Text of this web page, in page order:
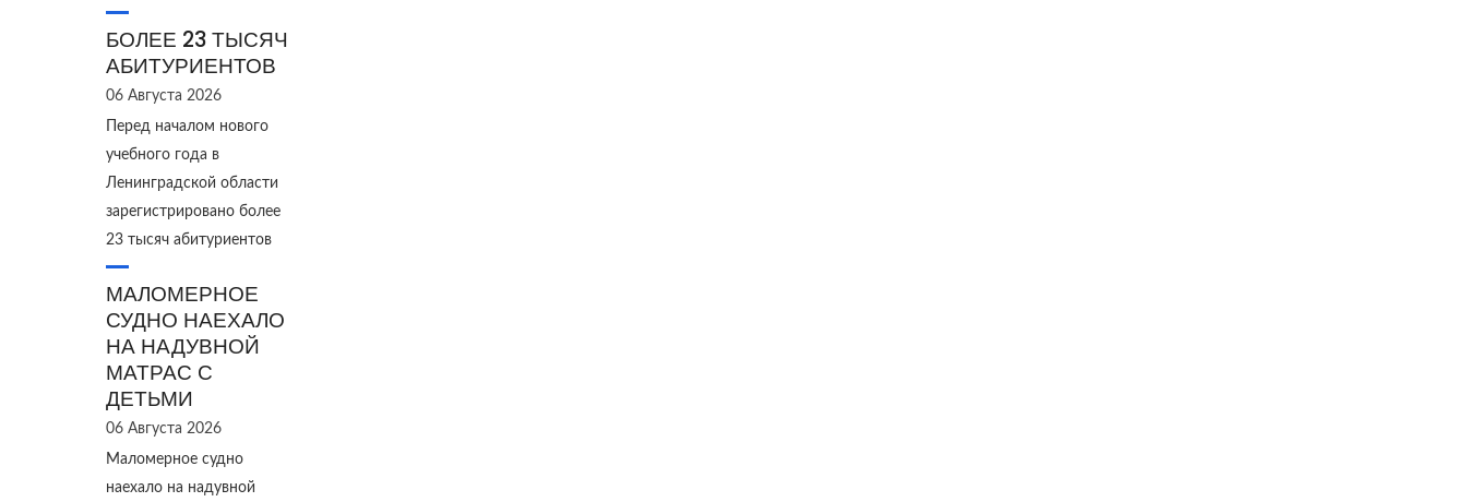
БОЛЕЕ 23 ТЫСЯЧ
АБИТУРИЕНТОВ
06 Августа 2026
Перед началом нового
учебного года в
Ленинградской области
зарегистрировано более
23 тысяч абитуриентов
МАЛОМЕРНОЕ
СУДНО НАЕХАЛО
НА НАДУВНОЙ
МАТРАС С
ДЕТЬМИ
06 Августа 2026
Маломерное судно
наехало на надувной